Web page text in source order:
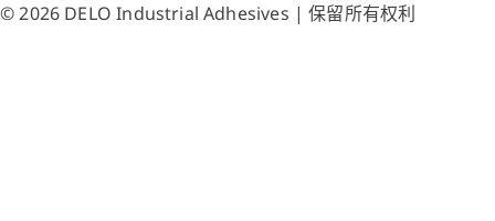
© 2026 DELO Industrial Adhesives | 保留所有权利